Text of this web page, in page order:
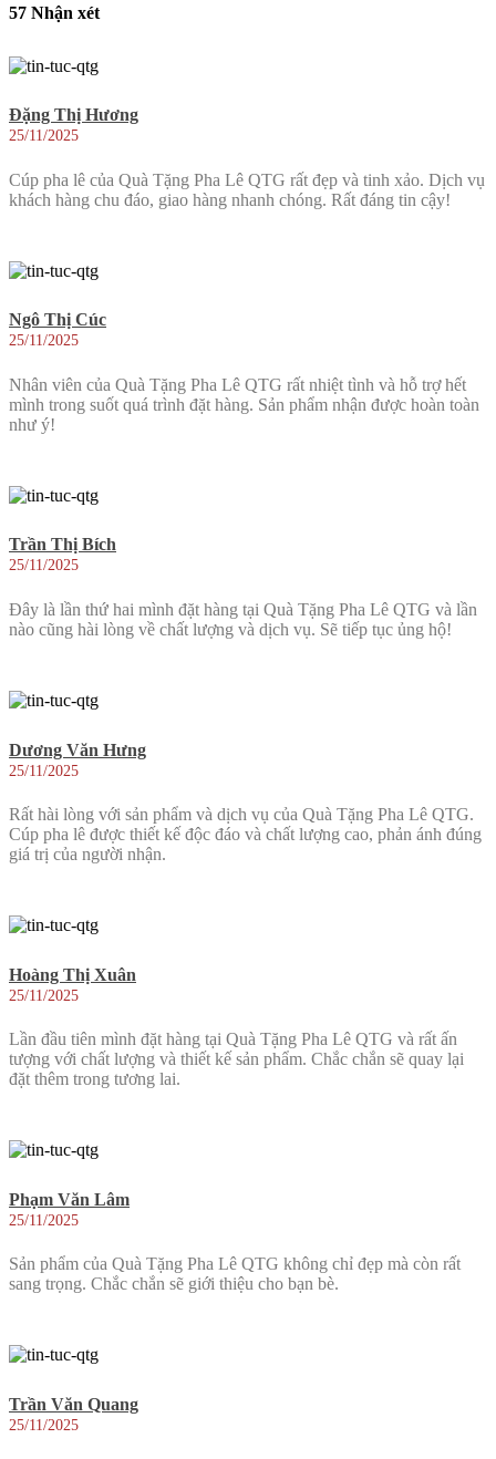
57 Nhận xét
Đặng Thị Hương
25/11/2025
Cúp pha lê của Quà Tặng Pha Lê QTG rất đẹp và tinh xảo. Dịch vụ
khách hàng chu đáo, giao hàng nhanh chóng. Rất đáng tin cậy!
Ngô Thị Cúc
25/11/2025
Nhân viên của Quà Tặng Pha Lê QTG rất nhiệt tình và hỗ trợ hết
mình trong suốt quá trình đặt hàng. Sản phẩm nhận được hoàn toàn
như ý!
Trần Thị Bích
25/11/2025
Đây là lần thứ hai mình đặt hàng tại Quà Tặng Pha Lê QTG và lần
nào cũng hài lòng về chất lượng và dịch vụ. Sẽ tiếp tục ủng hộ!
Dương Văn Hưng
25/11/2025
Rất hài lòng với sản phẩm và dịch vụ của Quà Tặng Pha Lê QTG.
Cúp pha lê được thiết kế độc đáo và chất lượng cao, phản ánh đúng
giá trị của người nhận.
Hoàng Thị Xuân
25/11/2025
Lần đầu tiên mình đặt hàng tại Quà Tặng Pha Lê QTG và rất ấn
tượng với chất lượng và thiết kế sản phẩm. Chắc chắn sẽ quay lại
đặt thêm trong tương lai.
Phạm Văn Lâm
25/11/2025
Sản phẩm của Quà Tặng Pha Lê QTG không chỉ đẹp mà còn rất
sang trọng. Chắc chắn sẽ giới thiệu cho bạn bè.
Trần Văn Quang
25/11/2025